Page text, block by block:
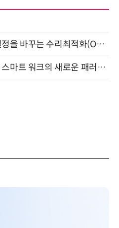
[올쇼TV] AI 시대의 의사결정을 바꾸는 수리최적화(Optimization) 소개 (8/20 생방송)
“AI와 함께 일하는 시대 ” - 스마트 워크의 새로운 패러다임 (9/11)